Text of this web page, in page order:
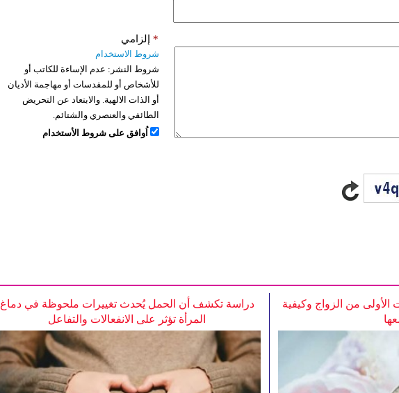
إلزامي *
شروط الاستخدام
شروط النشر: عدم الإساءة للكاتب أو
للأشخاص أو للمقدسات أو مهاجمة الأديان
أو الذات الالهية. والابتعاد عن التحريض
الطائفي والعنصري والشتائم.
اُوافق على شروط الأستخدام
دراسة تكشف أن الحمل يُحدث تغييرات ملحوظة في دماغ
المرأة تؤثر على الانفعالات والتفاعل
من الزواج وكيفية